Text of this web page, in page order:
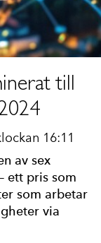
till
16:11
av sex
ett pris som
som arbetar
via